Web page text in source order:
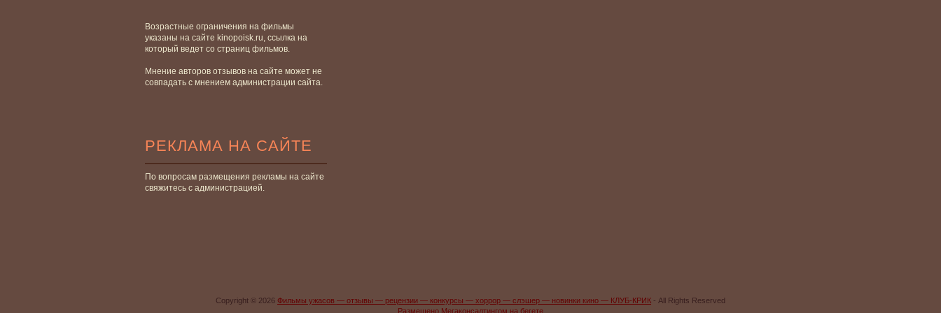
Возрастные ограничения на фильмы
указаны на сайте kinopoisk.ru, ссылка на
который ведет со страниц фильмов.
Мнение авторов отзывов на сайте может не
совпадать с мнением администрации сайта.
РЕКЛАМА НА САЙТЕ
По вопросам размещения рекламы на сайте
свяжитесь с администрацией.
Copyright © 2026 Фильмы ужасов — отзывы — рецензии — конкурсы — хоррор — слэшер — новинки кино — КЛУБ-КРИК - All Rights Reserved
Размещено Мегаконсалтингом на бегете